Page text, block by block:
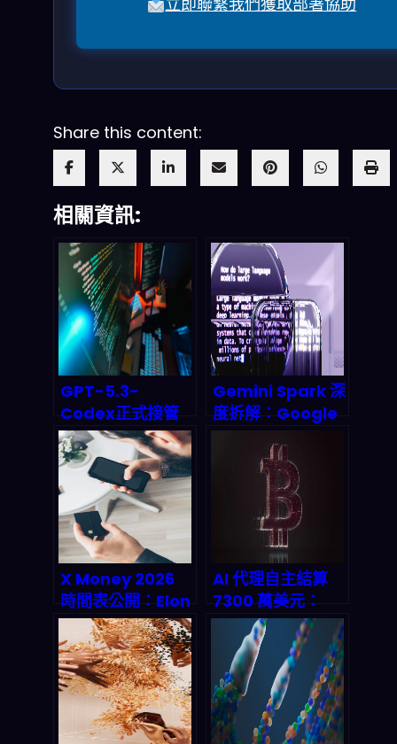
Share this content:
相關資訊:
GPT-5.3-
Codex正式接管
GitHub Copilot
企業版：2026年
AI程式碼生成市場
完全可以這樣顛覆
Gemini Spark 深
度拆解：Google
2026 I/O 個人 AI
代理如何改寫你的
工作流遊戲規則
X Money 2026
時間表公開：Elon
Musk 的金融帝國
如何顛覆數位支
付？
AI 代理自主結算
7300 萬美元：
Crypto Rails 如
何改寫機器經濟的
支付底層邏輯